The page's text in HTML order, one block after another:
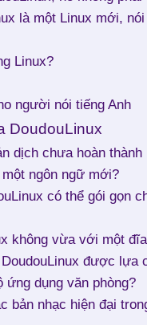
là một Linux mới,
Linux?
người nói tiếng Anh
DoudouLinux
dịch chưa hoàn thành
ngôn ngữ mới?
có thể gói gọn
không vừa với một
được lựa
ứng dụng văn phòng?
bản nhạc hiện đại